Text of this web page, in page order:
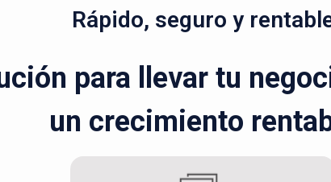
Rápido, seguro y
para llevar tu
un crecimiento